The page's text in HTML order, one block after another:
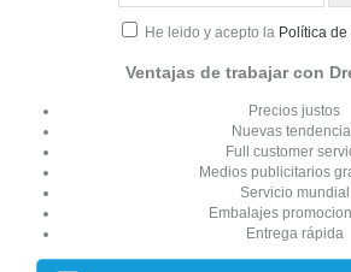
He leido y acepto la Política
Ventajas de trabajar con
Precios justos
Nuevas
Full customer
Medios publicitarios
Servicio mundial
Embalajes
Entrega rápida